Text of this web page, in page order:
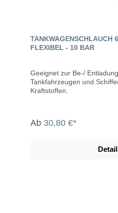
TANKWAGENSCHLAUCH
FLEXIBEL - 10 BAR
Geeignet zur Be-/
Tankfahrzeugen und
Kraftstoffen.
Ab 30,80 €*